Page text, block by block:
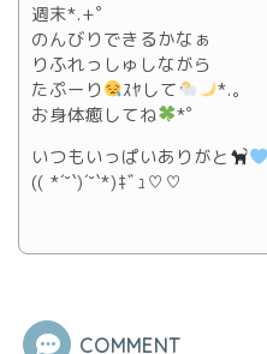
週末*.+ﾟ
のんびりできるかなぁ
りふれっしゅしながら
たぷーり
ｽﾔして
*.｡
お身体癒してね
*ﾟ
いつもいっぱいありがと
(( *´˘`)´˘`*)ｷﾞｭ♡♡
COMMENT